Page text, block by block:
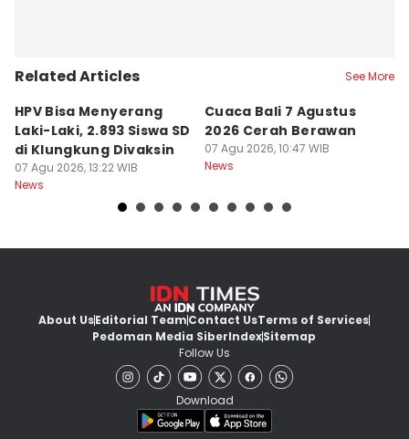
Related Articles See More
HPV Bisa Menyerang
Laki-Laki, 2.893 Siswa SD
di Klungkung Divaksin
07 Agu 2026, 13:22 WIB
News
Cuaca Bali 7 Agustus
2026 Cerah Berawan
07 Agu 2026, 10:47 WIB
News
About UsEditorial TeamContact UsTerms of Services
Pedoman Media SiberIndexSitemap
Follow Us
Download